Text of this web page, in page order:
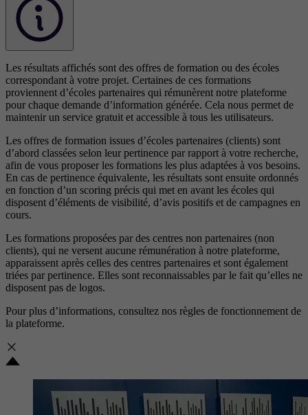
Les résultats affichés sont des offres de formation ou des écoles
correspondant à votre projet. Certaines de ces formations
proviennent d’écoles partenaires qui rémunèrent notre plateforme
pour chaque demande d’information générée. Cela nous permet de
maintenir un service gratuit et accessible à tous les utilisateurs.
Les offres de formation issues d’écoles partenaires (clients) sont
d’abord classées selon leur pertinence par rapport à votre recherche,
afin de vous proposer les formations les plus adaptées à vos besoins.
En cas de pertinence équivalente, les résultats sont ensuite ordonnés
en fonction d’un scoring précis qui met en avant les écoles qui
disposent d’éléments de visibilité, d’avis positifs et de campagnes en
cours.
Les formations proposées par des centres non partenaires (non
clients), qui ne versent aucune rémunération à notre plateforme,
apparaissent après celles des centres partenaires et sont également
triées par pertinence. Elles sont reconnaissables par le fait qu’elles ne
disposent pas de logos.
Pour plus d’informations, consultez nos règles de fonctionnement de
la plateforme.